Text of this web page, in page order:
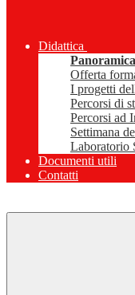
Didattica
Panoramica
Offerta
I progetti
Percorsi di
Percorsi ad
Settimana
Laboratorio
Documenti utili
Contatti